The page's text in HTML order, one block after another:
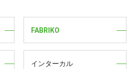
FABRIKO
インターカル